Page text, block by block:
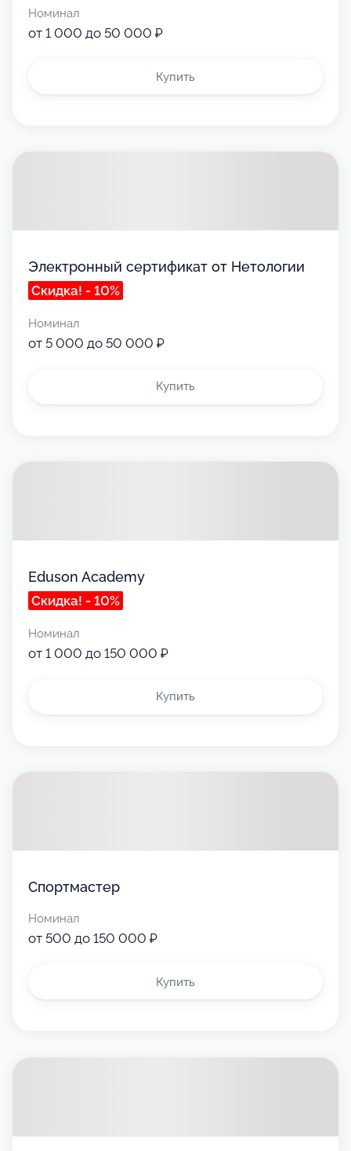
Номинал
от 1 000 до 50 000 ₽
Купить
Электронный сертификат от Нетологии
Скидка! - 10%
Номинал
от 5 000 до 50 000 ₽
Купить
Eduson Academy
Скидка! - 10%
Номинал
от 1 000 до 150 000 ₽
Купить
Спортмастер
Номинал
от 500 до 150 000 ₽
Купить